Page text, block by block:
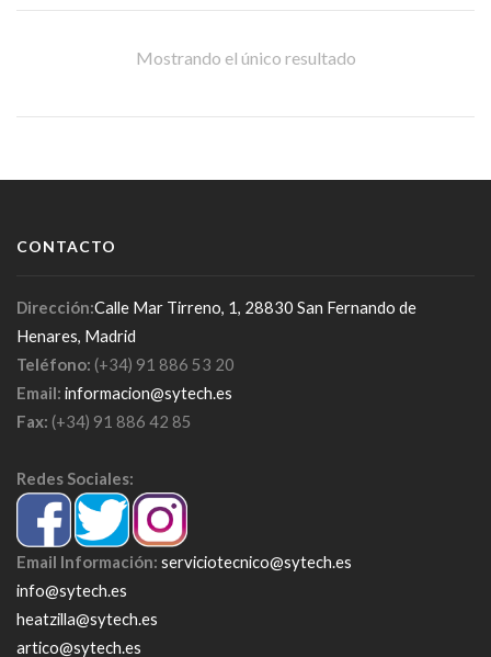
Mostrando el único resultado
CONTACTO
Dirección:Calle Mar Tirreno, 1, 28830 San Fernando de
Henares, Madrid
Teléfono: (+34) 91 886 53 20
Email: informacion@sytech.es
Fax: (+34) 91 886 42 85
Redes Sociales:
Email Información: serviciotecnico@sytech.es
info@sytech.es
heatzilla@sytech.es
artico@sytech.es